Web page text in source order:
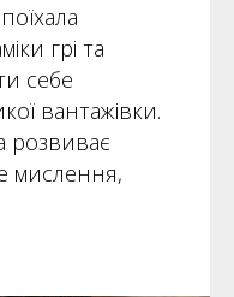
грі та
себе
вантажівки.
розвиває
мислення,